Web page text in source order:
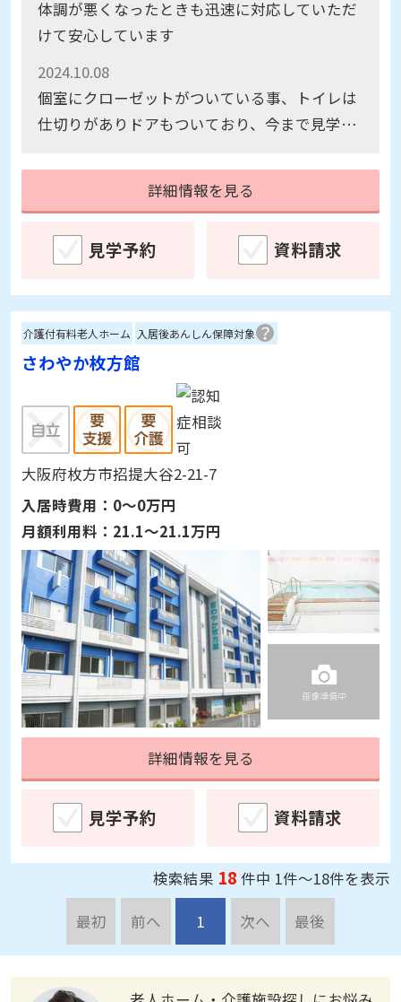
けて安心しています
2024.10.08
個室にクローゼットがついている事、トイレは
仕切りがありドアもついており、今まで見学に
行った中では部屋も広めで好印象でした。
詳細情報を見る
介護付有料老人ホーム 入居後あんしん保障対象
さわやか枚方館
大阪府枚方市招提大谷2-21-7
入居時費用：0～0万円
月額利用料： 21.1～21.1万円
詳細情報を見る
最初
前へ 1 次へ 最後